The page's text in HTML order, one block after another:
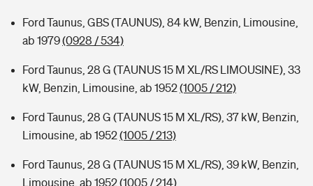
Ford Taunus, GBS (TAUNUS), 84 kW, Benzin, Limousine,
ab 1979(0928 / 534)
Ford Taunus, 28 G (TAUNUS 15 M XL/RS LIMOUSINE), 33
kW, Benzin, Limousine, ab 1952(1005 / 212)
Ford Taunus, 28 G (TAUNUS 15 M XL/RS), 37 kW, Benzin,
Limousine, ab 1952(1005 / 213)
Ford Taunus, 28 G (TAUNUS 15 M XL/RS), 39 kW, Benzin,
Limousine, ab 1952(1005 / 214)